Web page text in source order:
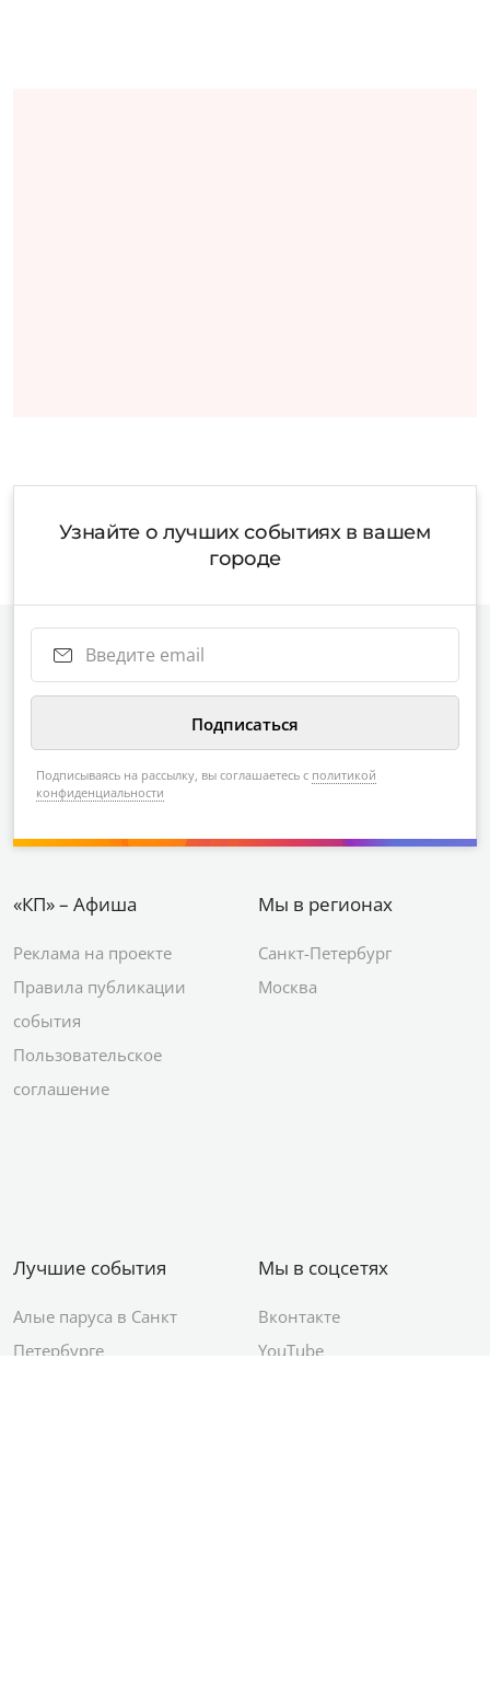
Узнайте о лучших событиях в вашем
городе
Подписываясь на рассылку, вы соглашаетесь с политикой
конфиденциальности
«КП» – Афиша
Реклама на проекте
Правила публикации
события
Пользовательское
соглашение
Мы в регионах
Санкт-Петербург
Москва
Лучшие события
Алые паруса в Санкт
Петербурге
Мы в соцсетях
Вконтакте
YouTube